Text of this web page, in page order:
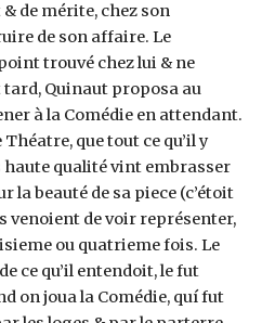
de mérite, chez son
de son affaire. Le
trouvé chez lui & ne
Quinaut proposa au
à la Comédie en attendant.
que tout ce qu’il y
haute qualité vint embrasser
la beauté de sa piece (c’étoit
venoient de voir représenter,
ou quatrieme fois. Le
ce qu’il entendoit, le fut
on joua la Comédie, quí fut